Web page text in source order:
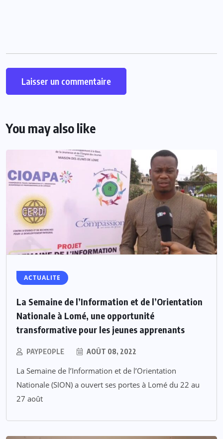
You may also like
ACTUALITE
La Semaine de l’Information et de l’Orientation
Nationale à Lomé, une opportunité
transformative pour les jeunes apprenants
PAYPEOPLE AOÛT 08, 2022
La Semaine de l’Information et de l’Orientation
Nationale (SION) a ouvert ses portes à Lomé du 22 au
27 août